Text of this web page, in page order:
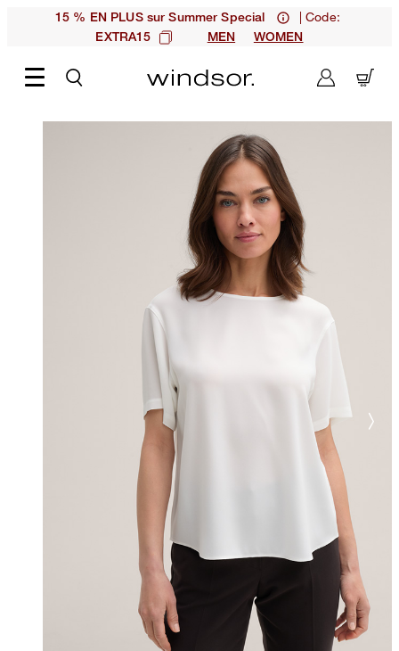
15 % EN PLUS sur Summer Special | Code:
EXTRA15 MEN WOMEN